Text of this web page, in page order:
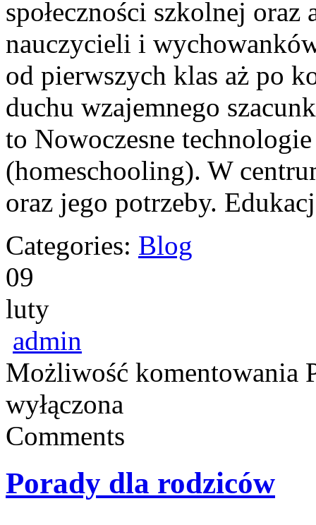
społeczności szkolnej oraz
nauczycieli i
od pierwszych klas aż po
duchu wzajemnego
to Nowoczesne
(homeschooling). W
oraz jego potrzeby.
Categories: Blog
09
luty
admin
Możliwość komentowania
wyłączona
Comments
Porady dla rodziców